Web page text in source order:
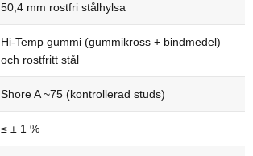
50,4 mm rostfri stålhylsa
Hi-Temp gummi (gummikross + bindmedel)
och rostfritt stål
Shore A ~75 (kontrollerad studs)
≤ ± 1 %